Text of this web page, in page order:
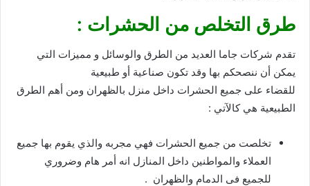
طرق التخلص من الحشرات :
تقدم شركات جاما العديد من الطرق والوسائل و مميزات التي
يمكن أن ننصحكم بها وقد تكون صناعية أو طبيعية
للقضاء على جميع الحشرات داخل منزل بالظهران ومن أهم الطرق
الطبيعية هي كالآتي :
تخلصت من جميع الحشرات فهي مجربه والذي يقوم بها جميع
العملاء والمواطنين داخل المنازل انه أمر هام وضروري
للجميع فى الدمام والظهران .